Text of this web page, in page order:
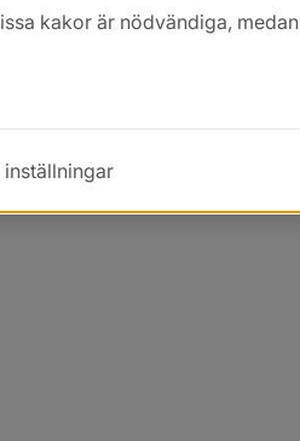
kakor är nödvändiga, medan
inställningar